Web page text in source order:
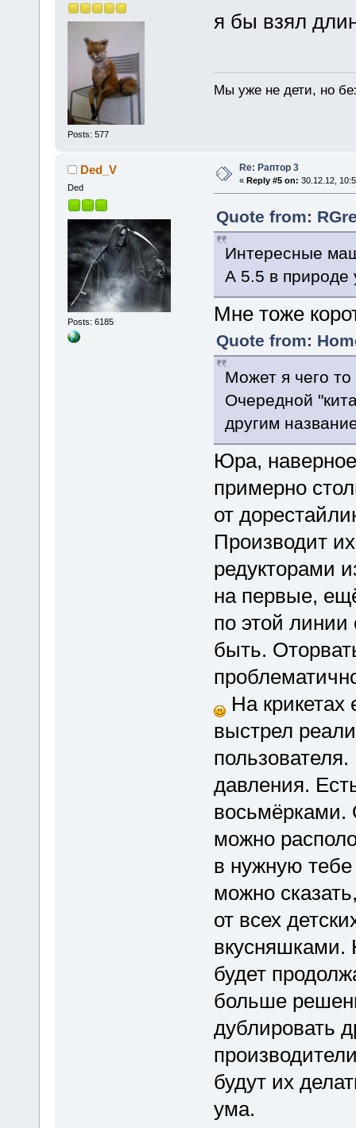
Posts: 577
я бы взял
Мы уже не дети, но
Ded_V
Ded
Posts: 6185
Re: Раптор 3
« Reply #5 on: 30.12.12,
Quote from:
Интересные
А 5.5 в природе
Мне тоже
Quote from:
Может я чего то
Очередной
другим
Юра,
примерно
от
Производит
редукторами
на первые,
по этой линии
быть.
На крикетах
выстрел
давления.
восьмёрками.
можно
в нужную
можно
от всех
вкусняшками.
будет
больше
дублировать
будут их
ума.